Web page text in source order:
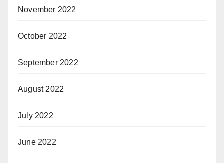
November 2022
October 2022
September 2022
August 2022
July 2022
June 2022